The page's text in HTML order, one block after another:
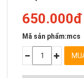
650.000đ
Mã sản phẩm:mcs